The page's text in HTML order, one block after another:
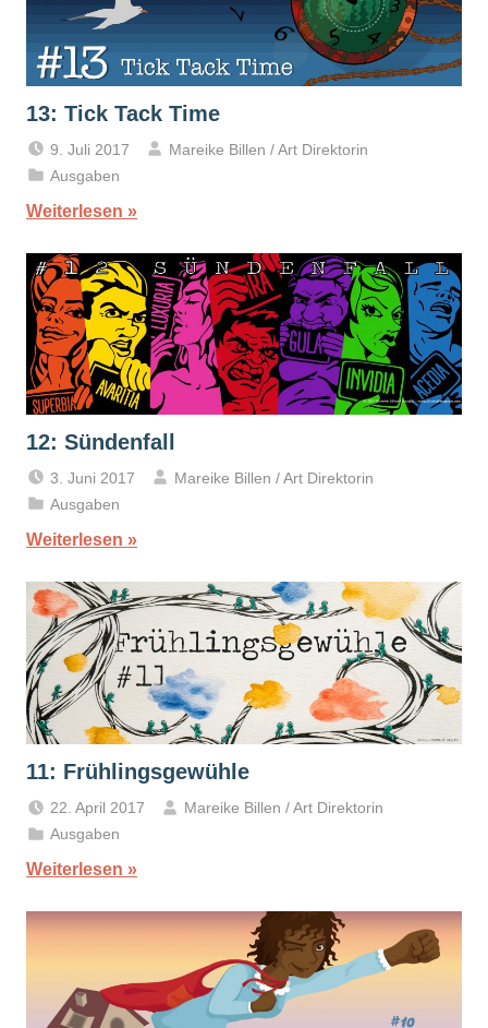
13: Tick Tack Time
9. Juli 2017
Mareike Billen / Art Direktorin
Ausgaben
Weiterlesen
12: Sündenfall
3. Juni 2017
Mareike Billen / Art Direktorin
Ausgaben
Weiterlesen
11: Frühlingsgewühle
22. April 2017
Mareike Billen / Art Direktorin
Ausgaben
Weiterlesen